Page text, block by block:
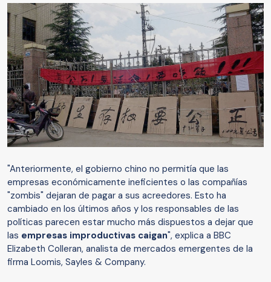
"Anteriormente, el gobierno chino no permitía que las
empresas económicamente ineficientes o las compañías
"zombis" dejaran de pagar a sus acreedores. Esto ha
cambiado en los últimos años y los responsables de las
políticas parecen estar mucho más dispuestos a dejar que
las empresas improductivas caigan", explica a BBC
Elizabeth Colleran, analista de mercados emergentes de la
firma Loomis, Sayles & Company.